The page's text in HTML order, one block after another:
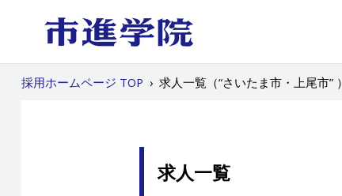
採用ホームページ TOP › 求人一覧（“さいたま市・上尾市” ）
求人一覧